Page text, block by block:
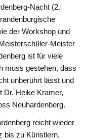
Nacht (2.
der Workshop und
Meister
ist für viele
muss gestehen, dass
unberührt lässt und
Dr. Heike Kramer,
Neuhardenberg.
reicht wieder
bis zu Künstlern,